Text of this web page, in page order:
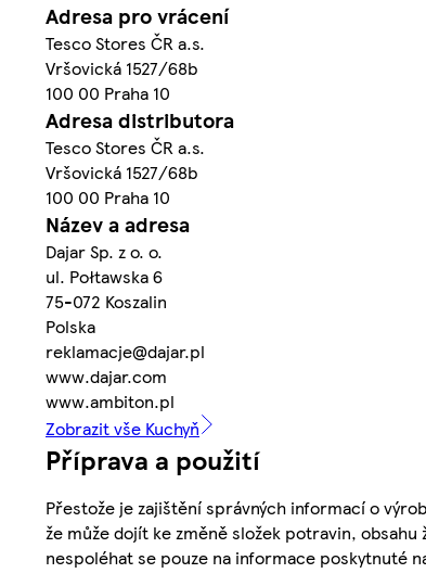
Adresa pro vrácení
Tesco Stores ČR a.s.
Vršovická 1527/68b
100 00 Praha 10
Adresa distributora
Tesco Stores ČR a.s.
Vršovická 1527/68b
100 00 Praha 10
Název a adresa
Dajar Sp. z o. o.
ul. Połtawska 6
75-072 Koszalin
Polska
reklamacje@dajar.pl
www.dajar.com
www.ambiton.pl
Zobrazit vše Kuchyň
Příprava a použití
Přestože je zajištění správných informací o
že může dojít ke změně složek potravin,
nespoléhat se pouze na informace poskytnuté